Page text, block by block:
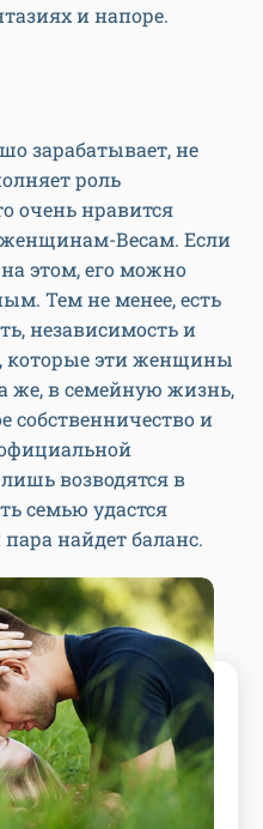
и напоре.
зарабатывает, не
роль
очень нравится
Весам. Если
этом, его можно
Тем не менее, есть
независимость и
которые эти женщины
же, в семейную жизнь,
собственничество и
возводятся в
семью удастся
найдет баланс.